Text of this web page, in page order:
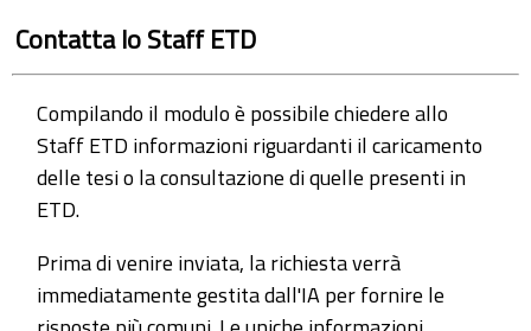
Contatta lo Staff ETD
Compilando il modulo è possibile chiedere allo
Staff ETD informazioni riguardanti il caricamento
delle tesi o la consultazione di quelle presenti in
ETD.
Prima di venire inviata, la richiesta verrà
immediatamente gestita dall'IA per fornire le